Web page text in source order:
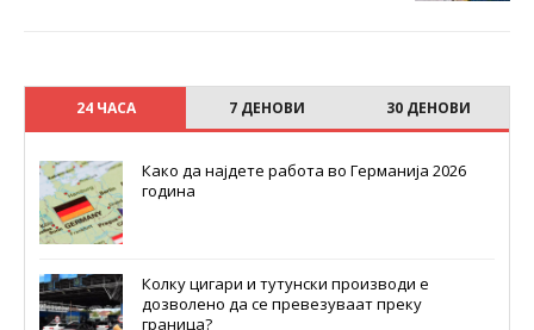
24 ЧАСА 7 ДЕНОВИ 30 ДЕНОВИ
Како да најдете работа во Германија 2026
година
Колку цигари и тутунски производи е
дозволено да се превезуваат преку
граница?